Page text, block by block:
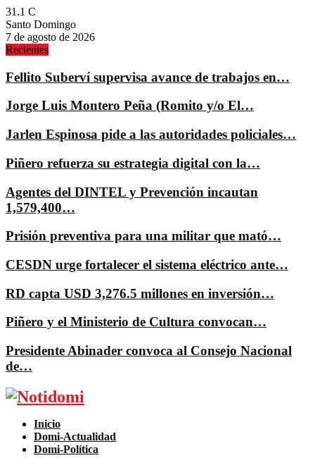
31.1 C
Santo Domingo
7 de agosto de 2026
Recientes
Fellito Suberví supervisa avance de trabajos en…
Jorge Luis Montero Peña (Romito y/o El…
Jarlen Espinosa pide a las autoridades policiales…
Piñero refuerza su estrategia digital con la…
Agentes del DINTEL y Prevención incautan
1,579,400…
Prisión preventiva para una militar que mató…
CESDN urge fortalecer el sistema eléctrico ante…
RD capta USD 3,276.5 millones en inversión…
Piñero y el Ministerio de Cultura convocan…
Presidente Abinader convoca al Consejo Nacional
de…
Facebook
Twitter
Instagram
Pinterest
Youtube
Inicio
Domi-Actualidad
Domi-Política